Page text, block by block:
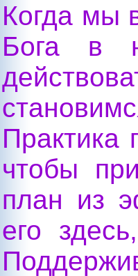
Когда мы
Бога в
Практика
чтобы
план из
его